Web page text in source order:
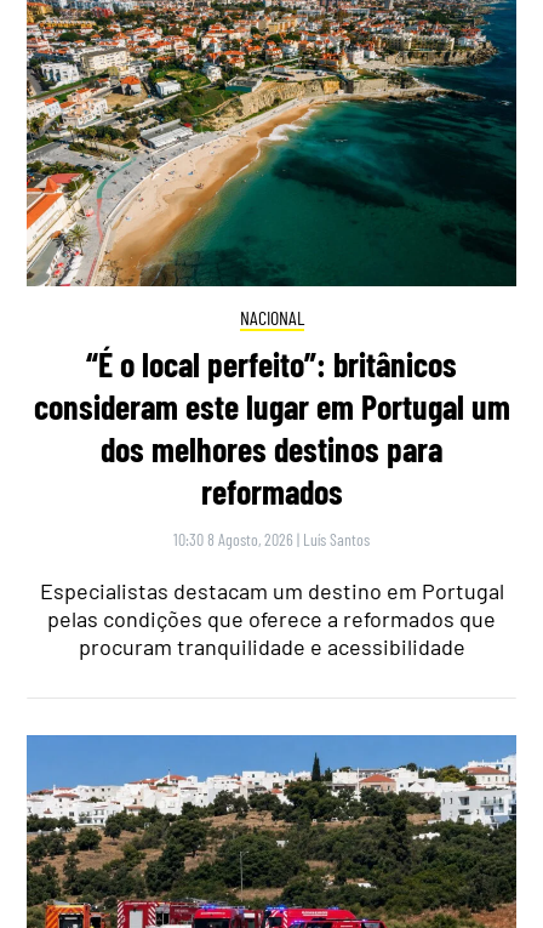
NACIONAL
“É o local perfeito”: britânicos
consideram este lugar em Portugal um
dos melhores destinos para
reformados
10:30 8 Agosto, 2026 | Luís Santos
Especialistas destacam um destino em Portugal
pelas condições que oferece a reformados que
procuram tranquilidade e acessibilidade